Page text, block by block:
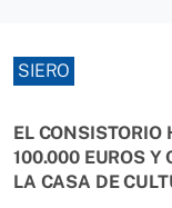
SIERO
EL CONSISTORIO
100.000 EUROS Y
LA CASA DE